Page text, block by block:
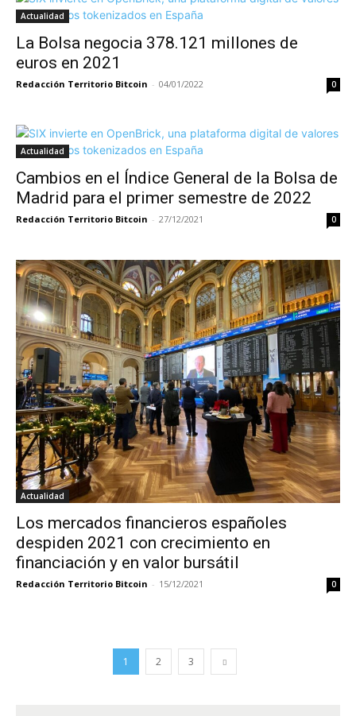
Actualidad
La Bolsa negocia 378.121 millones de
euros en 2021
Redacción Territorio Bitcoin - 04/01/2022 0
Actualidad
Cambios en el Índice General de la Bolsa de
Madrid para el primer semestre de 2022
Redacción Territorio Bitcoin - 27/12/2021 0
Actualidad
Los mercados financieros españoles
despiden 2021 con crecimiento en
financiación y en valor bursátil
Redacción Territorio Bitcoin - 15/12/2021 0
1 2 3